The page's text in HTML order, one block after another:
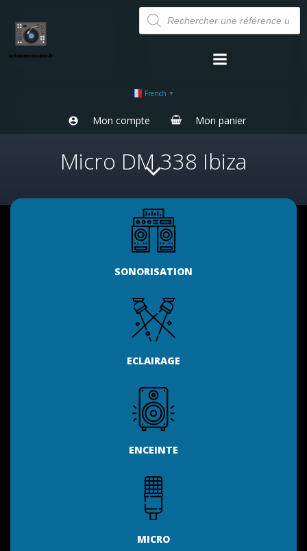
Aller
au
contenu
Recherche
de
produits
French ▼
Mon compte Mon panier
Micro DM 338 Ibiza
SONORISATION
ECLAIRAGE
ENCEINTE
MICRO